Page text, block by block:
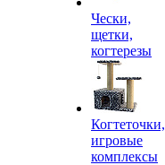
Чески,
щетки,
когтерезы
Когтеточки,
игровые
комплексы